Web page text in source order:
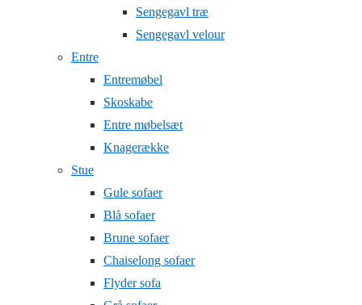
Sengegavl træ
Sengegavl velour
Entre
Entremøbel
Skoskabe
Entre møbelsæt
Knagerække
Stue
Gule sofaer
Blå sofaer
Brune sofaer
Chaiselong sofaer
Flyder sofa